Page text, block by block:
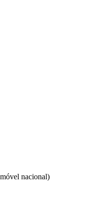
nacional)